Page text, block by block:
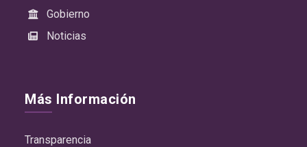
Gobierno
Noticias
Más Información
Transparencia